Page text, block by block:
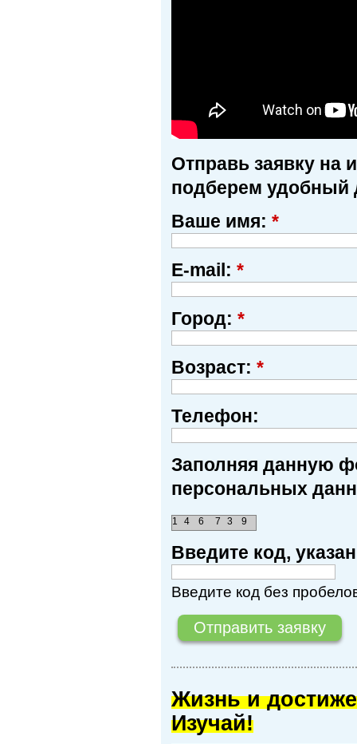
Отправь заявку на
подберем удобный
Ваше имя: *
E-mail: *
Город: *
Возраст: *
Телефон:
Заполняя данную
персональных
7
1 6
4 9
3
Введите код,
Введите код без
Жизнь и
Изучай!